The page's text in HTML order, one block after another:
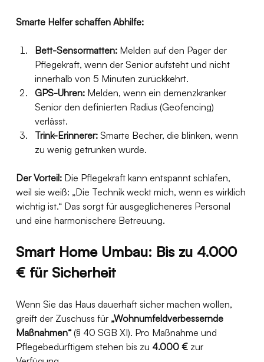
Smarte Helfer schaffen Abhilfe:
Bett-Sensormatten: Melden auf den Pager der
Pflegekraft, wenn der Senior aufsteht und nicht
innerhalb von 5 Minuten zurückkehrt.
GPS-Uhren: Melden, wenn ein demenzkranker
Senior den definierten Radius (Geofencing)
verlässt.
Trink-Erinnerer: Smarte Becher, die blinken, wenn
zu wenig getrunken wurde.
Der Vorteil: Die Pflegekraft kann entspannt schlafen,
weil sie weiß: „Die Technik weckt mich, wenn es wirklich
wichtig ist.“ Das sorgt für ausgeglicheneres Personal
und eine harmonischere Betreuung.
Smart Home Umbau: Bis zu 4.000
€ für Sicherheit
Wenn Sie das Haus dauerhaft sicher machen wollen,
greift der Zuschuss für „Wohnumfeldverbessernde
Maßnahmen“ (§ 40 SGB XI). Pro Maßnahme und
Pflegebedürftigem stehen bis zu 4.000 € zur